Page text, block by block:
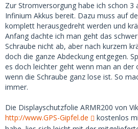
Zur Stromversorgung habe ich schon 3
Infinium Akkus bereit. Dazu muss auf
komplett herausgedreht werden und
Anfang dachte ich man geht das
Schraube nicht ab, aber nach kurzem
doch die ganze Abdeckung entgegen.
es doch leichter geht wenn man an der
wenn die Schraube ganz lose ist. So
immer.
Die Displayschutzfolie ARMR200 von
http://www.GPS-Gipfel.de
kostenlos